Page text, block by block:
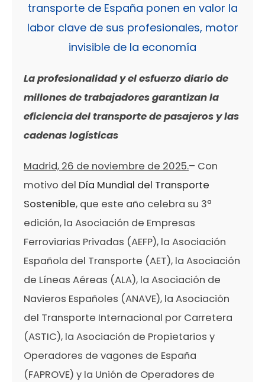
SOSTENIBLE
transporte de España ponen en valor la
labor clave de sus profesionales, motor
invisible de la economía
La profesionalidad y el esfuerzo diario de
millones de trabajadores garantizan la
eficiencia del transporte de pasajeros y las
cadenas logísticas
Madrid, 26 de noviembre de 2025.– Con
motivo del Día Mundial del Transporte
Sostenible, que este año celebra su 3ª
edición, la Asociación de Empresas
Ferroviarias Privadas (AEFP), la Asociación
Española del Transporte (AET), la Asociación
de Líneas Aéreas (ALA), la Asociación de
Navieros Españoles (ANAVE), la Asociación
del Transporte Internacional por Carretera
(ASTIC), la Asociación de Propietarios y
Operadores de vagones de España
(FAPROVE) y la Unión de Operadores de